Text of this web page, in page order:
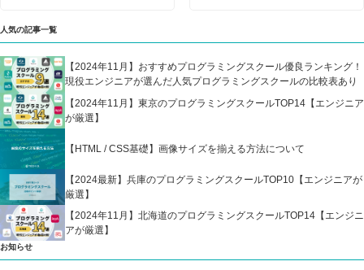
人気の記事一覧
【2024年11月】おすすめプログラミングスクール優良ランキング！
現役エンジニアが選んだ人気プログラミングスクールの比較表あり
【2024年11月】東京のプログラミングスクールTOP14【エンジニア
が厳選】
【HTML / CSS基礎】画像サイズを揃える方法について
【2024最新】兵庫のプログラミングスクールTOP10【エンジニアが
厳選】
【2024年11月】北海道のプログラミングスクールTOP14【エンジニ
アが厳選】
お知らせ